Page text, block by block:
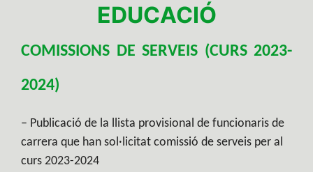
EDUCACIÓ
COMISSIONS DE SERVEIS (CURS 2023-
2024)
– Publicació de la llista provisional de funcionaris de
carrera que han sol·licitat comissió de serveis per al
curs 2023-2024